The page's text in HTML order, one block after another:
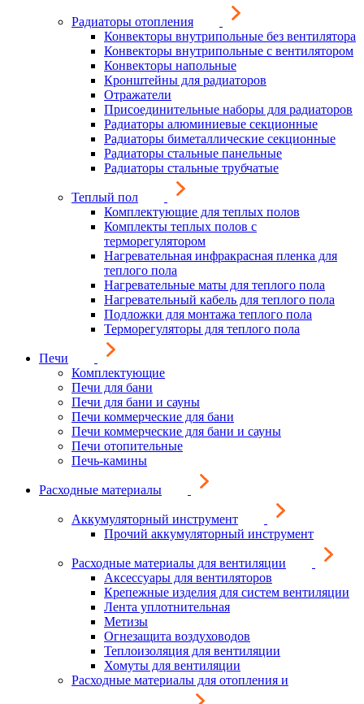
Радиаторы отопления
Конвекторы внутрипольные без вентилятора
Конвекторы внутрипольные с вентилятором
Конвекторы напольные
Кронштейны для радиаторов
Отражатели
Присоединительные наборы для радиаторов
Радиаторы алюминиевые секционные
Радиаторы биметаллические секционные
Радиаторы стальные панельные
Радиаторы стальные трубчатые
Теплый пол
Комплектующие для теплых полов
Комплекты теплых полов с
терморегулятором
Нагревательная инфракрасная пленка для
теплого пола
Нагревательные маты для теплого пола
Нагревательный кабель для теплого пола
Подложки для монтажа теплого пола
Терморегуляторы для теплого пола
Печи
Комплектующие
Печи для бани
Печи для бани и сауны
Печи коммерческие для бани
Печи коммерческие для бани и сауны
Печи отопительные
Печь-камины
Расходные материалы
Аккумуляторный инструмент
Прочий аккумуляторный инструмент
Расходные материалы для вентиляции
Аксессуары для вентиляторов
Крепежные изделия для систем вентиляции
Лента уплотнительная
Метизы
Огнезащита воздуховодов
Теплоизоляция для вентиляции
Хомуты для вентиляции
Расходные материалы для отопления и